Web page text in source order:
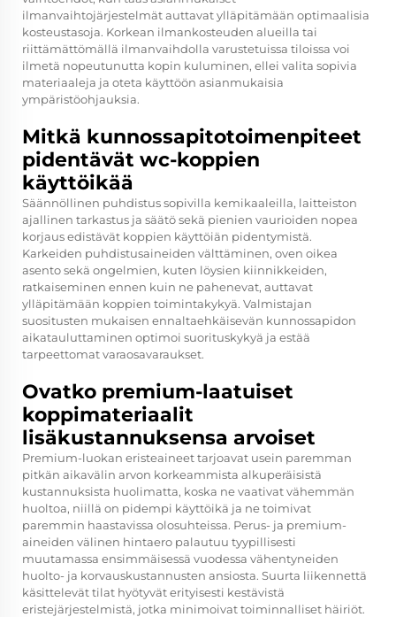
ilmanvaihtojärjestelmät auttavat ylläpitämään optimaalisia
kosteustasoja. Korkean ilmankosteuden alueilla tai
riittämättömällä ilmanvaihdolla varustetuissa tiloissa voi
ilmetä nopeutunutta kopin kuluminen, ellei valita sopivia
materiaaleja ja oteta käyttöön asianmukaisia
ympäristöohjauksia.
Mitkä kunnossapitotoimenpiteet
pidentävät wc-koppien
käyttöikää
Säännöllinen puhdistus sopivilla kemikaaleilla, laitteiston
ajallinen tarkastus ja säätö sekä pienien vaurioiden nopea
korjaus edistävät koppien käyttöiän pidentymistä.
Karkeiden puhdistusaineiden välttäminen, oven oikea
asento sekä ongelmien, kuten löysien kiinnikkeiden,
ratkaiseminen ennen kuin ne pahenevat, auttavat
ylläpitämään koppien toimintakykyä. Valmistajan
suositusten mukaisen ennaltaehkäisevän kunnossapidon
aikatauluttaminen optimoi suorituskykyä ja estää
tarpeettomat varaosavaraukset.
Ovatko premium-laatuiset
koppimateriaalit
lisäkustannuksensa arvoiset
Premium-luokan eristeaineet tarjoavat usein paremman
pitkän aikavälin arvon korkeammista alkuperäisistä
kustannuksista huolimatta, koska ne vaativat vähemmän
huoltoa, niillä on pidempi käyttöikä ja ne toimivat
paremmin haastavissa olosuhteissa. Perus- ja premium-
aineiden välinen hintaero palautuu tyypillisesti
muutamassa ensimmäisessä vuodessa vähentyneiden
huolto- ja korvauskustannusten ansiosta. Suurta liikennettä
käsittelevät tilat hyötyvät erityisesti kestävistä
eristejärjestelmistä, jotka minimoivat toiminnalliset häiriöt.